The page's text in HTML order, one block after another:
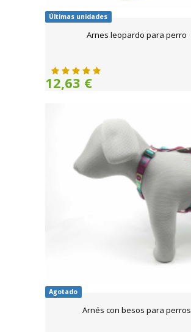
Últimas unidades
Arnes leopardo para perro
12,63 €
Agotado
Arnés con besos para perros